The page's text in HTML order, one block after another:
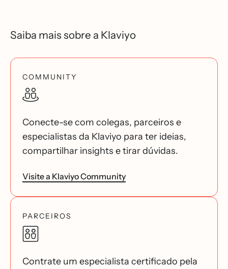
Saiba mais sobre a Klaviyo
COMMUNITY
Conecte-se com colegas, parceiros e
especialistas da Klaviyo para ter ideias,
compartilhar insights e tirar dúvidas.
Visite a Klaviyo Community
PARCEIROS
Contrate um especialista certificado pela